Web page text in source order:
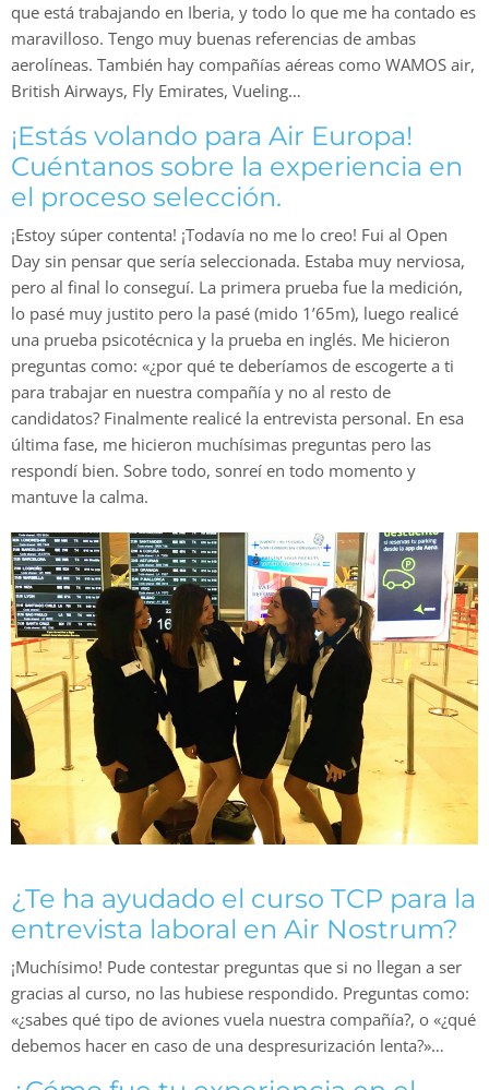
que está trabajando en Iberia, y todo lo que me ha contado es
maravilloso. Tengo muy buenas referencias de ambas
aerolíneas. También hay compañías aéreas como WAMOS air,
British Airways, Fly Emirates, Vueling…
¡Estás volando para Air Europa!
Cuéntanos sobre la experiencia en
el proceso selección.
¡Estoy súper contenta! ¡Todavía no me lo creo! Fui al Open
Day sin pensar que sería seleccionada. Estaba muy nerviosa,
pero al final lo conseguí. La primera prueba fue la medición,
lo pasé muy justito pero la pasé (mido 1’65m), luego realicé
una prueba psicotécnica y la prueba en inglés. Me hicieron
preguntas como: «¿por qué te deberíamos de escogerte a ti
para trabajar en nuestra compañía y no al resto de
candidatos? Finalmente realicé la entrevista personal. En esa
última fase, me hicieron muchísimas preguntas pero las
respondí bien. Sobre todo, sonreí en todo momento y
mantuve la calma.
¿Te ha ayudado el curso TCP para la
entrevista laboral en Air Nostrum?
¡Muchísimo! Pude contestar preguntas que si no llegan a ser
gracias al curso, no las hubiese respondido. Preguntas como:
«¿sabes qué tipo de aviones vuela nuestra compañía?, o «¿qué
debemos hacer en caso de una despresurización lenta?»…